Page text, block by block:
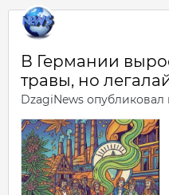
В Германии
травы, но
DzagiNews опубликовал